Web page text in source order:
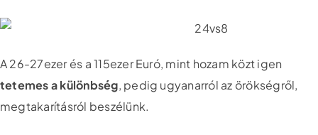
A 26-27ezer és a 115ezer Euró, mint hozam közt igen
tetemes a különbség, pedig ugyanarról az örökségről,
megtakarításról beszélünk.